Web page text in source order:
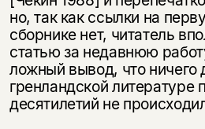
но, так как ссылки на
сборнике нет, читатель
статью за недавнюю
ложный вывод, что ничего
гренландской литературе
десятилетий не